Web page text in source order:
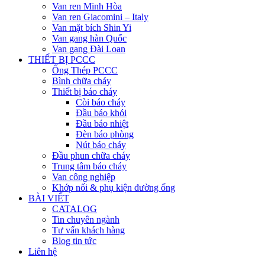
Van ren Minh Hòa
Van ren Giacomini – Italy
Van mặt bích Shin Yi
Van gang hàn Quốc
Van gang Đài Loan
THIẾT BỊ PCCC
Ống Thép PCCC
Bình chữa cháy
Thiết bị báo cháy
Còi báo cháy
Đầu báo khói
Đầu báo nhiệt
Đèn báo phòng
Nút báo cháy
Đầu phun chữa cháy
Trung tâm báo cháy
Van công nghiệp
Khớp nối & phụ kiện đường ống
BÀI VIẾT
CATALOG
Tin chuyên ngành
Tư vấn khách hàng
Blog tin tức
Liên hệ